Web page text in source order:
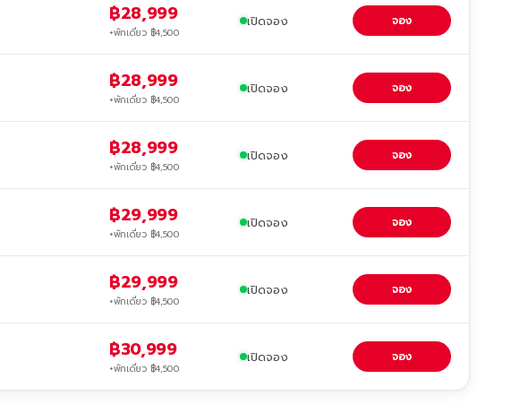
฿28,999
+พักเดี่ยว ฿4,500
เปิดจอง จอง
฿28,999
+พักเดี่ยว ฿4,500
เปิดจอง จอง
฿28,999
+พักเดี่ยว ฿4,500
เปิดจอง จอง
฿29,999
+พักเดี่ยว ฿4,500
เปิดจอง จอง
฿29,999
+พักเดี่ยว ฿4,500
เปิดจอง จอง
฿30,999
+พักเดี่ยว ฿4,500
เปิดจอง จอง